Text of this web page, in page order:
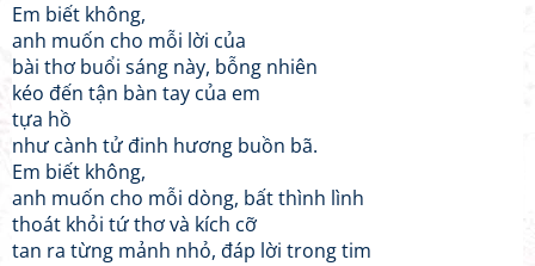
Em biết không,
anh muốn cho mỗi lời của
bài thơ buổi sáng này, bỗng nhiên
kéo đến tận bàn tay của em
tựa hồ
như cành tử đinh hương buồn bã.
Em biết không,
anh muốn cho mỗi dòng, bất thình lình
thoát khỏi tứ thơ và kích cỡ
tan ra từng mảnh nhỏ, đáp lời trong tim